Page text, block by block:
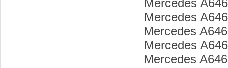
Mercedes
Mercedes
Mercedes
Mercedes
Mercedes